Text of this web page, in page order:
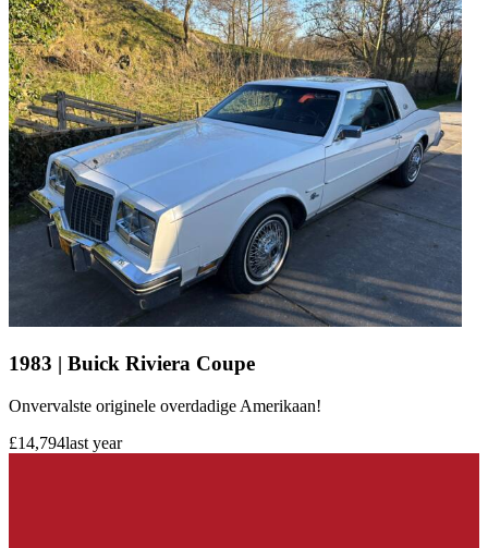
1983 | Buick Riviera Coupe
Onvervalste originele overdadige Amerikaan!
£14,794last year